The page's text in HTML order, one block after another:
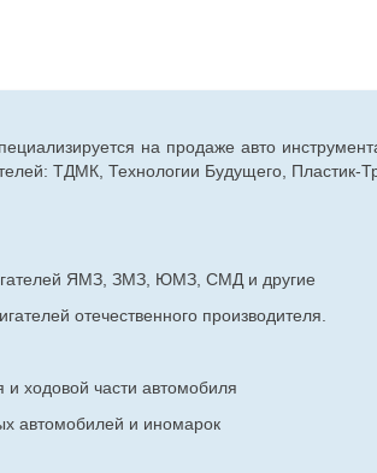
на продаже авто
ТДМК, Технологии Будущего,
ЯМЗ, ЗМЗ, ЮМЗ, СМД и другие
отечественного производителя.
ходовой части автомобиля
автомобилей и иномарок